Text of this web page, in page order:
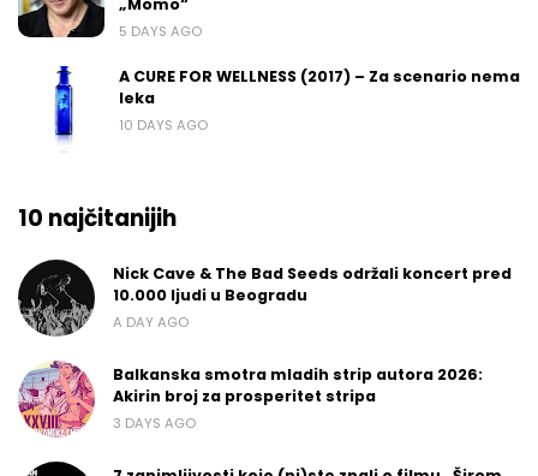
„Momo“
5 DAYS AGO
A CURE FOR WELLNESS (2017) – Za scenario nema
leka
10 DAYS AGO
10 najčitanijih
Nick Cave & The Bad Seeds održali koncert pred
10.000 ljudi u Beogradu
A DAY AGO
Balkanska smotra mladih strip autora 2026:
Akirin broj za prosperitet stripa
3 DAYS AGO